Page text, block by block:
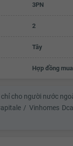
3PN
2
Tây
Hợp đồng
cho người nước
/ Vinhomes